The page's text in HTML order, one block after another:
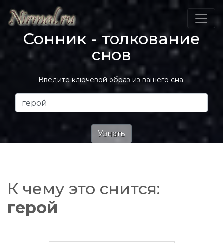
Сонник - толкование
снов
Введите ключевой образ из вашего сна:
К чему это снится:
герой